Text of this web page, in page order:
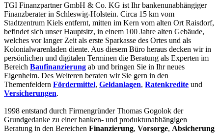
TGI Finanzpartner GmbH & Co. KG ist Ihr bankenunabhängiger
Finanzberater in Schleswig-Holstein. Circa 15 km vom
Stadtzentrum Kiels entfernt, mitten im Kern vom alten Ort Raisdorf,
befindet sich unser Hauptsitz, in einem 100 Jahre alten Gebäude,
welches vor langer Zeit als erste Sparkasse des Ortes und als
Kolonialwarenladen diente. Aus diesem Büro heraus decken wir in
persönlichen und digitalen Terminen die Beratung als Experten im
Bereich Baufinanzierung ab und bringen Sie in Ihr neues
Eigenheim. Des Weiteren beraten wir Sie gern in den
Themenfeldern Fördermittel, Geldanlagen, Ratenkredite und
Versicherungen.
1998 entstand durch Firmengründer Thomas Gogolok der
Grundgedanke zu einer banken- und produktunabhängigen
Beratung in den Bereichen Finanzierung, Vorsorge, Absicherung